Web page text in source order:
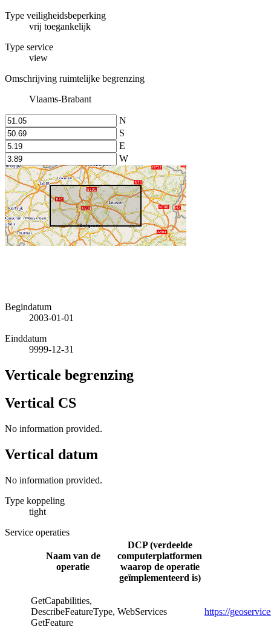
Type veiligheidsbeperking
vrij toegankelijk
Type service
view
Omschrijving ruimtelijke begrenzing
Vlaams-Brabant
N
S
E
W
Begindatum
2003-01-01
Einddatum
9999-12-31
Verticale begrenzing
Vertical CS
No information provided.
Vertical datum
No information provided.
Type koppeling
tight
Service operaties
Naam van de
operatie
DCP (verdeelde
computerplatformen
waarop de operatie
geïmplementeerd is)
GetCapabilities,
DescribeFeatureType,
GetFeature
WebServices https://